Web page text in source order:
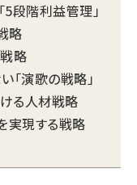
段階利益管理」
略
略
「演歌の戦略」
る人材戦略
実現する戦略